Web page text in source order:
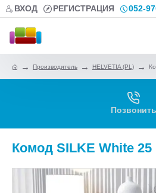
ВХОД РЕГИСТРАЦИЯ 052-
Производитель HELVETIA (PL)
Позвонить
Комод SILKE White 25